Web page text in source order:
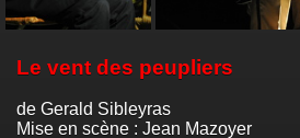
Le vent des peupliers
de Gerald Sibleyras
Mise en scène : Jean Mazoyer